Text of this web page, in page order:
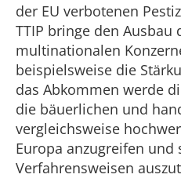
der EU verbotenen
TTIP bringe den Ausbau
multinationalen
beispielsweise die
das Abkommen werde
die bäuerlichen und
vergleichsweise
Europa anzugreifen
Verfahrensweisen